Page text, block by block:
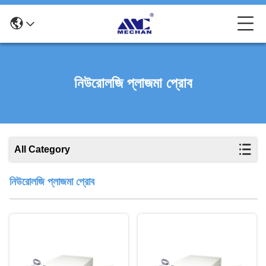
নিউরোলজি প্লাজমা প্রোব
All Category
নিউরোলজি প্লাজমা প্রোব